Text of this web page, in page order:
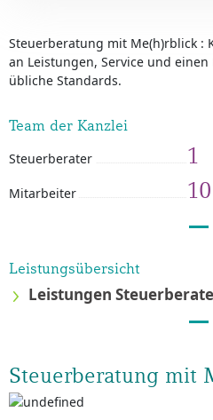
Steuerberatung mit Me(h)rblick :
an Leistungen, Service und einen
übliche Standards.
Team der Kanzlei
Steuerberater 1
Mitarbeiter 10
Leistungsübersicht
Leistungen
Steuerberatung mit